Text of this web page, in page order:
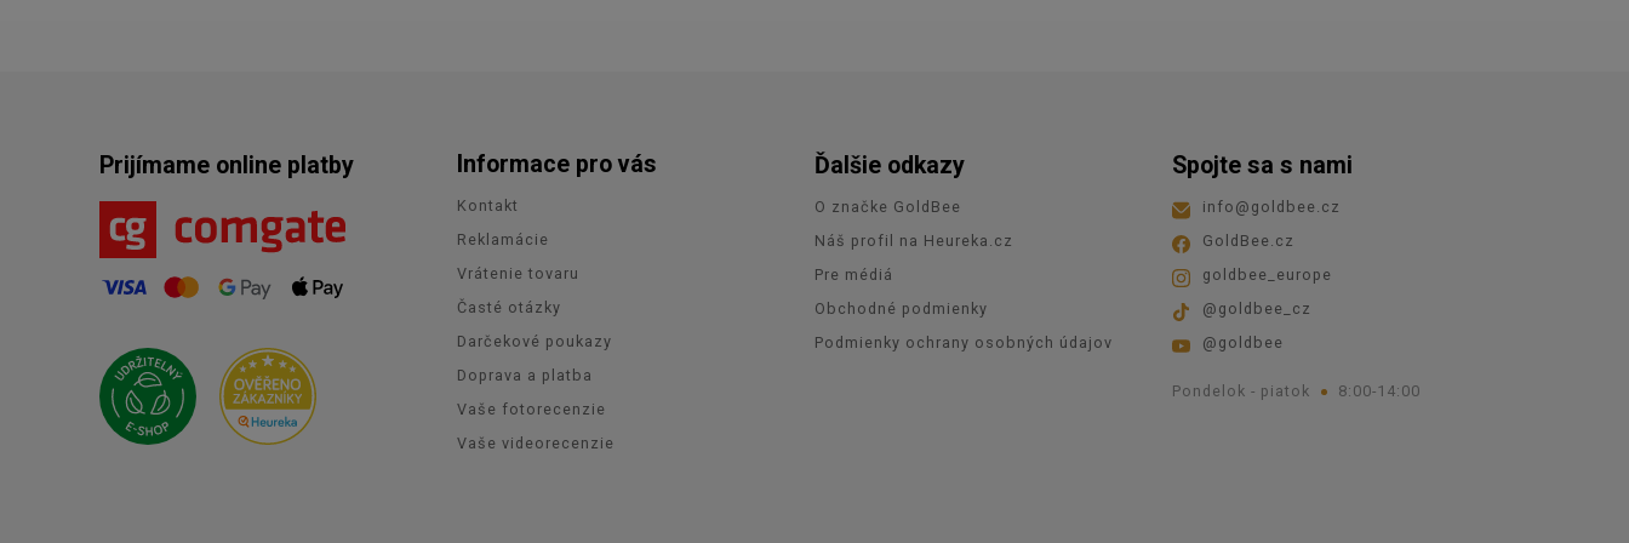
Prijímame online platby Informace pro vás
Kontakt
Reklamácie
Vrátenie tovaru
Časté otázky
Darčekové poukazy
Doprava a platba
Vaše fotorecenzie
Vaše videorecenzie
Ďalšie odkazy
O značke GoldBee
Náš profil na Heureka.cz
Pre médiá
Obchodné podmienky
Podmienky ochrany osobných údajov
Spojte sa s nami
info @ goldbee.cz
GoldBee.cz
goldbee_europe
@goldbee_cz
@goldbee
Pondelok - piatok 8:00-14:00